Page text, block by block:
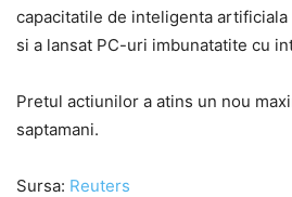
capacitatile de inteligenta
si a lansat PC-uri imbunatatite cu
Pretul actiunilor a atins un nou
saptamani.
Sursa: Reuters